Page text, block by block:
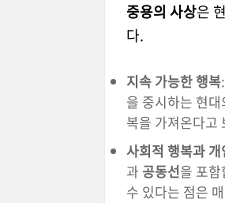
중용의 사상은
다.
지속 가능한 행복
을 중시하는 현
복을 가져온다고
사회적 행복과
과 공동선을 포
수 있다는 점은